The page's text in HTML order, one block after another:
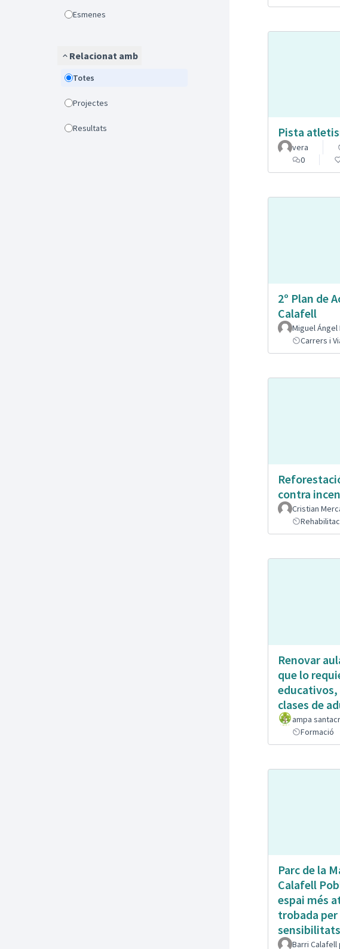
Esmenes
Relacionat amb
Totes
Projectes
Resultats Pista
vera
0
2º Plan de
Calafell
Miguel Ángel
Carrers i
contra
Cristian
Renovar
que lo
educativos,
clases de
ampa
Formació
Parc de la
Calafell
espai més
trobada
Barri Calafell